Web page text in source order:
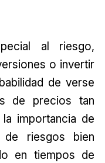
al riesgo,
o invertir
de verse
de precios tan
importancia de
de riesgos bien
en tiempos de